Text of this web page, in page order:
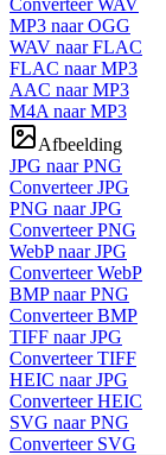
Converteer WAV
MP3 naar OGG
WAV naar FLAC
FLAC naar MP3
AAC naar MP3
M4A naar MP3
Afbeelding
JPG naar PNG
Converteer JPG
PNG naar JPG
Converteer PNG
WebP naar JPG
Converteer WebP
BMP naar PNG
Converteer BMP
TIFF naar JPG
Converteer TIFF
HEIC naar JPG
Converteer HEIC
SVG naar PNG
Converteer SVG